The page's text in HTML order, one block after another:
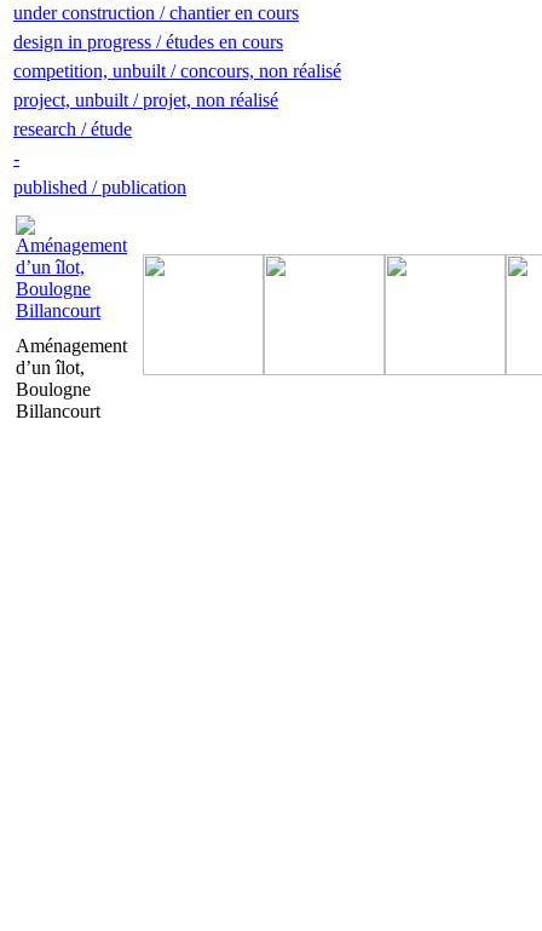
under construction / chantier en cours
design in progress / études en cours
competition, unbuilt / concours, non réalisé
project, unbuilt / projet, non réalisé
research / étude
-
published / publication
Aménagement
d’un îlot,
Boulogne
Billancourt